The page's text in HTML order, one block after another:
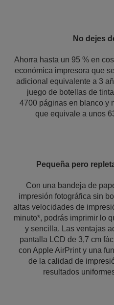
No dejes
Ahorra hasta un 95 % en
económica impresora que
adicional equivalente a 3
juego de botellas de
4700 páginas en blanco y
que equivale a unos
Pequeña pero
Con una bandeja de
impresión fotográfica sin
altas velocidades de
minuto*, podrás imprimir lo
y sencilla. Las ventajas
pantalla LCD de 3,7 cm
con Apple AirPrint y una
de la calidad de
resultados